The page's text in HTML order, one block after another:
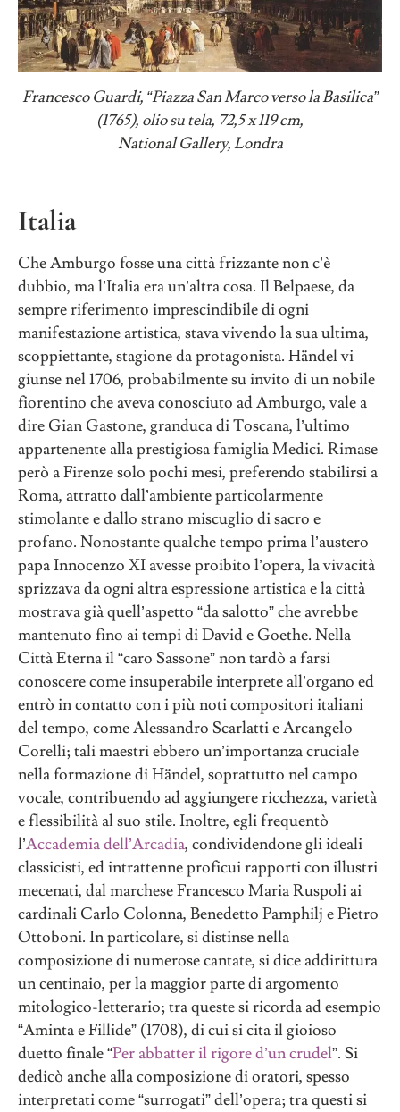
Francesco Guardi, “Piazza San Marco verso la Basilica”
(1765), olio su tela, 72,5 x 119 cm,
National Gallery, Londra
Italia
Che Amburgo fosse una città frizzante non c’è
dubbio, ma l’Italia era un’altra cosa. Il Belpaese, da
sempre riferimento imprescindibile di ogni
manifestazione artistica, stava vivendo la sua ultima,
scoppiettante, stagione da protagonista. Händel vi
giunse nel 1706, probabilmente su invito di un nobile
fiorentino che aveva conosciuto ad Amburgo, vale a
dire Gian Gastone, granduca di Toscana, l’ultimo
appartenente alla prestigiosa famiglia Medici. Rimase
però a Firenze solo pochi mesi, preferendo stabilirsi a
Roma, attratto dall’ambiente particolarmente
stimolante e dallo strano miscuglio di sacro e
profano. Nonostante qualche tempo prima l’austero
papa Innocenzo XI avesse proibito l’opera, la vivacità
sprizzava da ogni altra espressione artistica e la città
mostrava già quell’aspetto “da salotto” che avrebbe
mantenuto fino ai tempi di David e Goethe. Nella
Città Eterna il “caro Sassone” non tardò a farsi
conoscere come insuperabile interprete all’organo ed
entrò in contatto con i più noti compositori italiani
del tempo, come Alessandro Scarlatti e Arcangelo
Corelli; tali maestri ebbero un’importanza cruciale
nella formazione di Händel, soprattutto nel campo
vocale, contribuendo ad aggiungere ricchezza, varietà
e flessibilità al suo stile. Inoltre, egli frequentò
l’Accademia dell’Arcadia, condividendone gli ideali
classicisti, ed intrattenne proficui rapporti con illustri
mecenati, dal marchese Francesco Maria Ruspoli ai
cardinali Carlo Colonna, Benedetto Pamphilj e Pietro
Ottoboni. In particolare, si distinse nella
composizione di numerose cantate, si dice addirittura
un centinaio, per la maggior parte di argomento
mitologico-letterario; tra queste si ricorda ad esempio
“Aminta e Fillide” (1708), di cui si cita il gioioso
duetto finale “Per abbatter il rigore d’un crudel”. Si
dedicò anche alla composizione di oratori, spesso
interpretati come “surrogati” dell’opera; tra questi si